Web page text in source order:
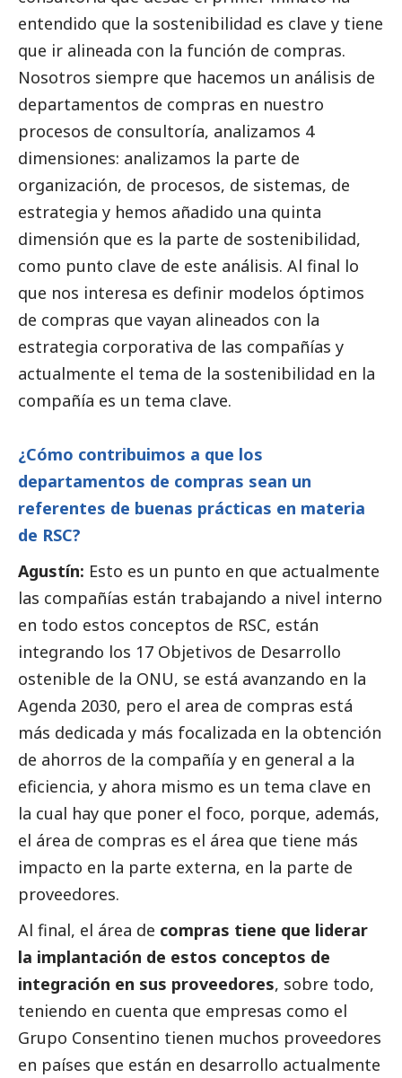
entendido que la sostenibilidad es clave y tiene
que ir alineada con la función de compras.
Nosotros siempre que hacemos un análisis de
departamentos de compras en nuestro
procesos de consultoría, analizamos 4
dimensiones: analizamos la parte de
organización, de procesos, de sistemas, de
estrategia y hemos añadido una quinta
dimensión que es la parte de sostenibilidad,
como punto clave de este análisis. Al final lo
que nos interesa es definir modelos óptimos
de compras que vayan alineados con la
estrategia corporativa de las compañías y
actualmente el tema de la sostenibilidad en la
compañía es un tema clave.
¿Cómo contribuimos a que los
departamentos de compras sean un
referentes de buenas prácticas en materia
de RSC?
Agustín: Esto es un punto en que actualmente
las compañías están trabajando a nivel interno
en todo estos conceptos de RSC, están
integrando los 17 Objetivos de Desarrollo
ostenible de la ONU, se está avanzando en la
Agenda 2030, pero el area de compras está
más dedicada y más focalizada en la obtención
de ahorros de la compañía y en general a la
eficiencia, y ahora mismo es un tema clave en
la cual hay que poner el foco, porque, además,
el área de compras es el área que tiene más
impacto en la parte externa, en la parte de
proveedores.
Al final, el área de compras tiene que liderar
la implantación de estos conceptos de
integración en sus proveedores, sobre todo,
teniendo en cuenta que empresas como el
Grupo Consentino tienen muchos proveedores
en países que están en desarrollo actualmente